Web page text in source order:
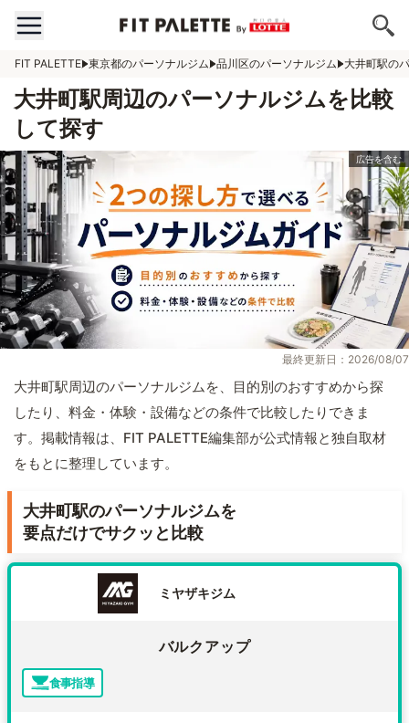
FIT PALETTE 東京都のパーソナルジム 品川区のパーソナルジム 大井町駅の
大井町駅周辺のパーソナルジムを比較
して探す
最終更新日：2026/08/07
大井町駅周辺のパーソナルジムを、目的別のおすすめから探
したり、料金・体験・設備などの条件で比較したりできま
す。掲載情報は、FIT PALETTE編集部が公式情報と独自取材
をもとに整理しています。
大井町駅のパーソナルジムを
要点だけでサクッと比較
ミヤザキジム
バルクアップ
食事指導